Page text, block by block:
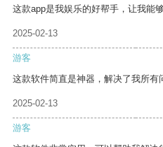
这款app是我娱乐的好帮手，让我能
2025-02-13
游客
这款软件简直是神器，解决了我所有
2025-02-13
游客